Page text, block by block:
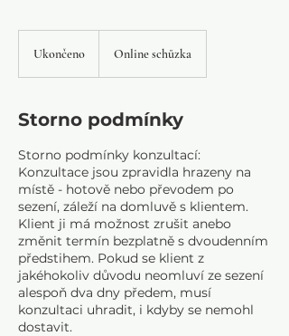
Ukončeno
n
o
Online schůzka
Storno podmínky
Storno podmínky konzultací:
Konzultace jsou zpravidla hrazeny na
místě - hotově nebo převodem po
sezení, záleží na domluvě s klientem.
Klient ji má možnost zrušit anebo
změnit termín bezplatně s dvoudenním
předstihem. Pokud se klient z
jakéhokoliv důvodu neomluví ze sezení
alespoň dva dny předem, musí
konzultaci uhradit, i kdyby se nemohl
dostavit.